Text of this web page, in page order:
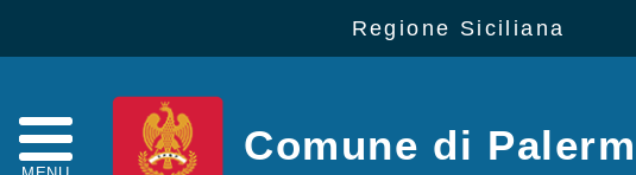
Regione Siciliana
Comune di